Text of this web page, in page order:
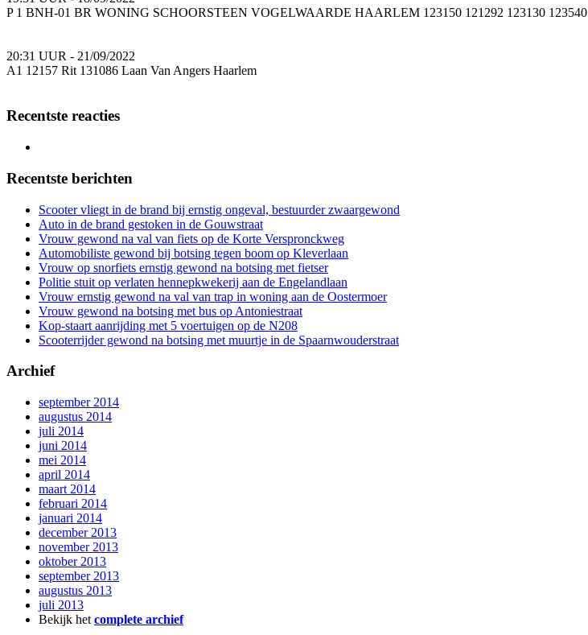
P 1 BNH-01 BR WONING SCHOORSTEEN VOGELWAARDE HAARLEM 123150 121292 123130 123540
20:31 UUR - 21/09/2022
A1 12157 Rit 131086 Laan Van Angers Haarlem
Recentste reacties
Recentste berichten
Scooter vliegt in de brand bij ernstig ongeval, bestuurder zwaargewond
Auto in de brand gestoken in de Gouwstraat
Vrouw gewond na val van fiets op de Korte Verspronckweg
Automobiliste gewond bij botsing tegen boom op Kleverlaan
Vrouw op snorfiets ernstig gewond na botsing met fietser
Politie stuit op verlaten hennepkwekerij aan de Engelandlaan
Vrouw ernstig gewond na val van trap in woning aan de Oostermoer
Vrouw gewond na botsing met bus op Antoniestraat
Kop-staart aanrijding met 5 voertuigen op de N208
Scooterrijder gewond na botsing met muurtje in de Spaarnwouderstraat
Archief
september 2014
augustus 2014
juli 2014
juni 2014
mei 2014
april 2014
maart 2014
februari 2014
januari 2014
december 2013
november 2013
oktober 2013
september 2013
augustus 2013
juli 2013
Bekijk het complete archief